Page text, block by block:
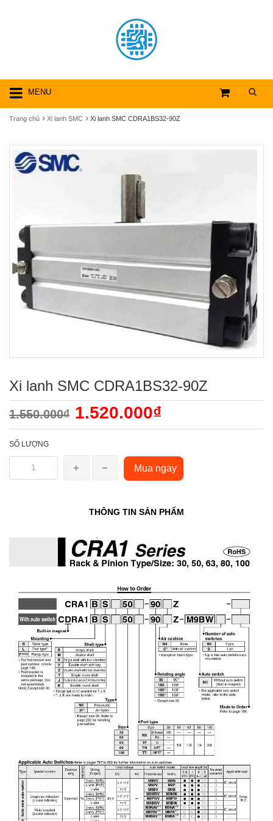
MENU
Trang chủ Xi lanh SMC Xi lanh SMC CDRA1BS32-90Z
Xi lanh SMC CDRA1BS32-90Z
1.550.000₫ 1.520.000₫
SỐ LƯỢNG
Mua ngay
THÔNG TIN SẢN PHẨM